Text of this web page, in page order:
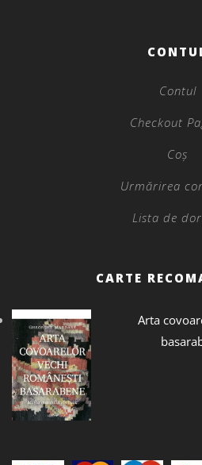
Contul
Checkout
Coș
Urmărirea
Lista de
CARTE
Arta